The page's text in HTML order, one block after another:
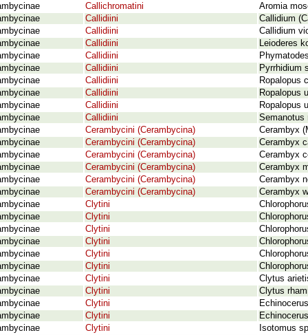
Callichromatini
Aromia
Callidiini
Callidium
Callidiini
Callidium
Callidiini
Leioderes
Callidiini
Callidiini
Pyrrhidium
Callidiini
Ropalopus
Callidiini
Ropalopus
Callidiini
Ropalopus
Callidiini
Semanotus
Cerambycini (Cerambycina)
Cerambyx
Cerambycini (Cerambycina)
Cerambyx
Cerambycini (Cerambycina)
Cerambyx
Cerambycini (Cerambycina)
Cerambyx
Cerambycini (Cerambycina)
Cerambyx
Cerambycini (Cerambycina)
Cerambyx
Clytini
Clytini
Clytini
Clytini
Clytini
Clytini
Clytini
Clytus
Clytini
Clytus
Clytini
Clytini
Clytini
Isotomus